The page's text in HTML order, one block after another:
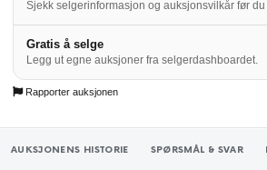
Sjekk selgerinformasjon og auksjonsvilkår før du
Gratis å selge
Legg ut egne auksjoner fra selgerdashboardet.
Rapporter auksjonen
AUKSJONENS HISTORIE SPØRSMÅL & SVAR